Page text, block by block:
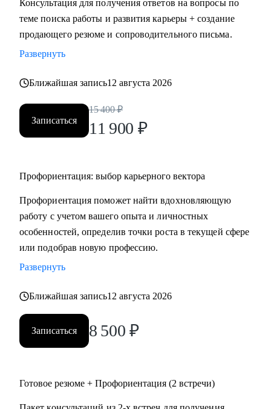
Кому могу помочь:
направлений:
• продажи, сопровождение продаж
• административный персонал
• организация мероприятий
• закупки, тендеры
• логистика, ВЭД
• маркетинг, PR
• образование
• бухгалтерия
• аналитика
• склад
• HR
Консультация для получения ответов на вопросы по
теме поиска работы и развития карьеры + создание
продающего резюме и сопроводительного письма.
Развернуть
Ближайшая запись12 августа 2026
Записаться
15 400 ₽
11 900 ₽
Профориентация: выбор карьерного вектора
Профориентация поможет найти вдохновляющую
работу с учетом вашего опыта и личностных
особенностей, определив точки роста в текущей сфере
или подобрав новую профессию.
Развернуть
Ближайшая запись12 августа 2026
Записаться 8 500 ₽
Готовое резюме + Профориентация (2 встречи)